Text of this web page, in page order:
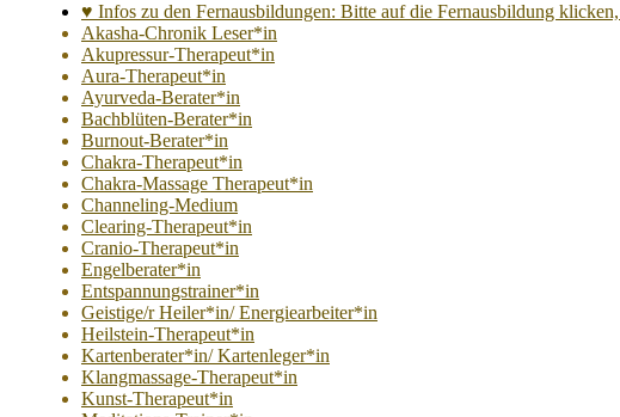
♥ Infos zu den Fernausbildungen: Bitte auf die Fernausbildung
Akasha-Chronik Leser*in
Akupressur-Therapeut*in
Aura-Therapeut*in
Ayurveda-Berater*in
Bachblüten-Berater*in
Burnout-Berater*in
Chakra-Therapeut*in
Chakra-Massage Therapeut*in
Channeling-Medium
Clearing-Therapeut*in
Cranio-Therapeut*in
Engelberater*in
Entspannungstrainer*in
Geistige/r Heiler*in/ Energiearbeiter*in
Heilstein-Therapeut*in
Kartenberater*in/ Kartenleger*in
Klangmassage-Therapeut*in
Kunst-Therapeut*in